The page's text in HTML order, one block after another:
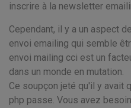
inscrire à la newsletter
Cependant, il y a un aspect
envoi emailing qui semble
envoi mailing cci est un
dans un monde en mutation.
Ce soupçon jeté qu'il y avait
php passe. Vous avez